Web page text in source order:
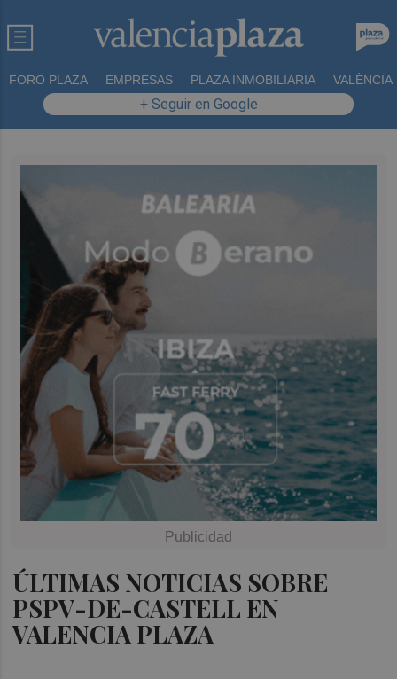
FORO PLAZA EMPRESAS PLAZA INMOBILIARIA VALÈNCIA
+ Seguir en Google
ÚLTIMAS NOTICIAS SOBRE
PSPV-DE-CASTELL EN
VALENCIA PLAZA